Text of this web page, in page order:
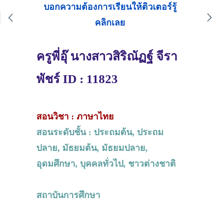
บอกความต้องการเรียนให้ติวเตอร์รู้
คลิกเลย
ครูพี่อุ๊ นางสาวสิริณัฏฐ์ จีรา
พัชร์ ID : 11823
สอนวิชา : ภาษาไทย
สอนระดับชั้น : ประถมต้น, ประถม
ปลาย, มัธยมต้น, มัธยมปลาย,
อุดมศึกษา, บุคคลทั่วไป, ชาวต่างชาติ
สถาบันการศึกษา